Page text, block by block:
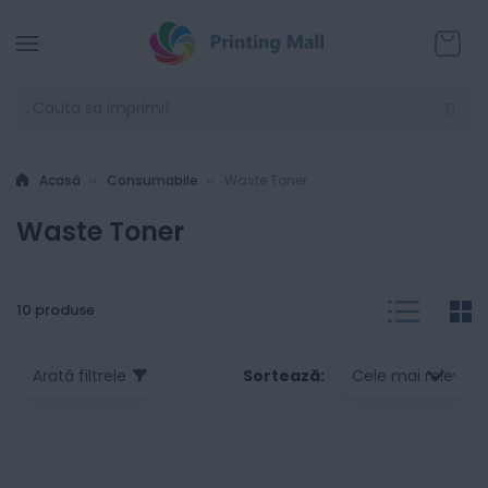
Acasă Consumabile Waste Toner
Waste Toner
Arată filtrele Sortează
10 produse List